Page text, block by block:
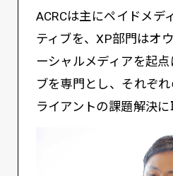
ACRCは主にペイドメデ
ティブを、XP部門はオ
ーシャルメディアを起
ブを専門とし、それぞ
ライアントの課題解決に